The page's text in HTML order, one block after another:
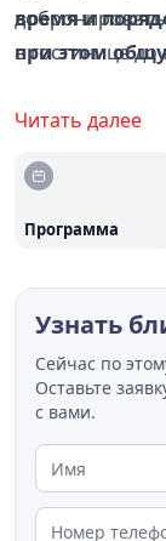
в гостинице
время и
при этом
Читать далее
Программа
Узнать
Сейчас по
Оставьте
с вами.